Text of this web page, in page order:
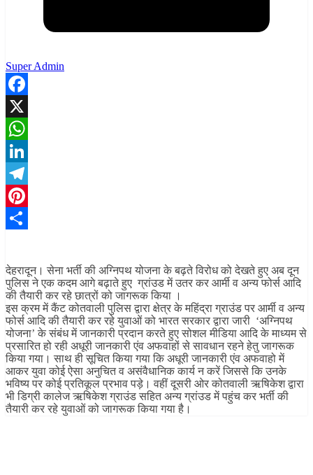
Super Admin
Facebook
X
WhatsApp
LinkedIn
Telegram
Pinterest
देहरादून। सेना भर्ती की अग्निपथ योजना के बढ़ते विरोध को देखते हुए अब दून
पुलिस ने एक कदम आगे बढ़ाते हुए ग्रांउड में उतर कर आर्मी व अन्य फोर्स आदि
की तैयारी कर रहे छात्रों को जागरूक किया ।
इस क्रम में कैंट कोतवाली पुलिस द्वारा क्षेत्र के महिंद्रा ग्राउंड पर आर्मी व अन्य
फोर्स आदि की तैयारी कर रहे युवाओं को भारत सरकार द्वारा जारी ‘अग्निपथ
योजना’ के संबंध में जानकारी प्रदान करते हुए सोशल मीडिया आदि के माध्यम से
प्रसारित हो रही अधूरी जानकारी एंव अफवाहों से सावधान रहने हेतु जागरूक
किया गया। साथ ही सूचित किया गया कि अधूरी जानकारी एंव अफवाहो में
आकर युवा कोई ऐसा अनुचित व असंवैधानिक कार्य न करें जिससे कि उनके
भविष्य पर कोई प्रतिकूल प्रभाव पड़े। वहीं दूसरी ओर कोतवाली ऋषिकेश द्वारा
भी डिग्री कालेज ऋषिकेश ग्राउंड सहित अन्य ग्रांउड में पहुंच कर भर्ती की
तैयारी कर रहे युवाओं को जागरूक किया गया है।